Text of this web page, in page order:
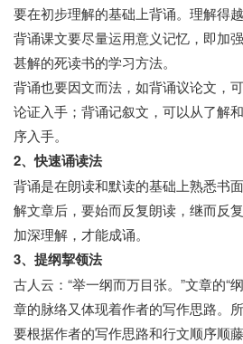
要在初步理解的基础上背诵。理解得
背诵课文要尽量运用意义记忆，即加
甚解的死读书的学习方法。
背诵也要因文而法，如背诵议论文，
论证入手；背诵记叙文，可以从了解
序入手。
2、快速诵读法
背诵是在朗读和默读的基础上熟悉书
解文章后，要始而反复朗读，继而反
加深理解，才能成诵。
3、提纲挈领法
古人云：“举一纲而万目张。”文章的“
章的脉络又体现着作者的写作思路。
要根据作者的写作思路和行文顺序顺